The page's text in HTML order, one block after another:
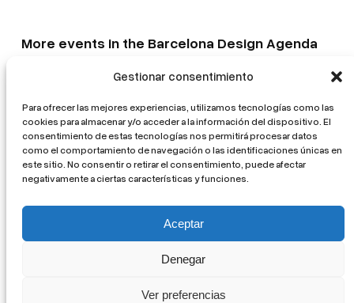
Gestionar consentimiento
Para ofrecer las mejores experiencias, utilizamos tecnologías como las
cookies para almacenar y/o acceder a la información del dispositivo. El
consentimiento de estas tecnologías nos permitirá procesar datos
como el comportamiento de navegación o las identificaciones únicas en
este sitio. No consentir o retirar el consentimiento, puede afectar
negativamente a ciertas características y funciones.
Aceptar
Denegar
Ver preferencias
More events in the Barcelona Design Agenda
The Most Beautiful Swiss Books 2025
Elisava x CMA26: Are there other worlds to come?
Mostra d’Arquitectura Catalana. L’ofici mutant
La volta catalana. From tradition to innovation
Healing Architectures
©+CC / Cercle del Design 2026 –